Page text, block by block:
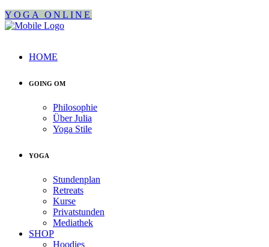
YOGA ONLINE
HOME
GOING OM
Philosophie
Über Julia
Yoga Stile
YOGA
Stundenplan
Retreats
Kurse
Privatstunden
Mediathek
SHOP
Hoodies